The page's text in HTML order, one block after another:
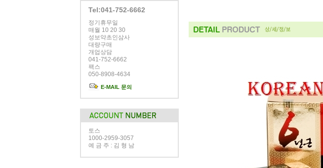
Tel:041-752-6662
정기휴무일
매월 10 20 30
성보약초인삼사
대량구매
개업상담
041-752-6662
팩스
050-8908-4634
E-MAIL 문의
토스
1000-2959-3057
예 금 주 : 김 형 남